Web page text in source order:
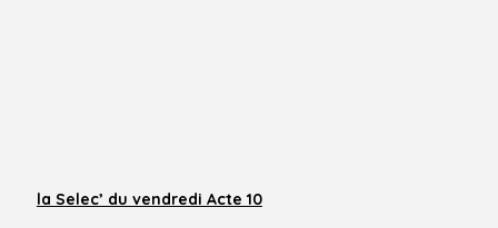
la Selec’ du vendredi Acte 10